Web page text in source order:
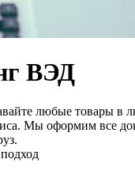
ВЭД
любые товары в
Мы оформим все